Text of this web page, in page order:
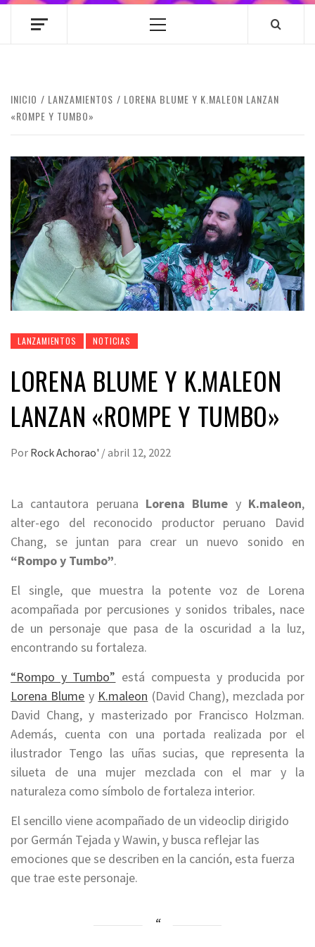
Menú
INICIO LANZAMIENTOS
LORENA BLUME Y K.MALEON LANZAN
«ROMPE Y TUMBO»
LANZAMIENTOS NOTICIAS
LORENA BLUME Y K.MALEON
LANZAN «ROMPE Y TUMBO»
Por Rock Achorao' /abril 12, 2022
La cantautora peruana Lorena Blume y K.maleon,
alter-ego del reconocido productor peruano David
Chang, se juntan para crear un nuevo sonido en
“Rompo y Tumbo”.
El single, que muestra la potente voz de Lorena
acompañada por percusiones y sonidos tribales, nace
de un personaje que pasa de la oscuridad a la luz,
encontrando su fortaleza.
“Rompo y Tumbo” está compuesta y producida por
Lorena Blume y K.maleon (David Chang), mezclada por
David Chang, y masterizado por Francisco Holzman.
Además, cuenta con una portada realizada por el
ilustrador Tengo las uñas sucias, que representa la
silueta de una mujer mezclada con el mar y la
naturaleza como símbolo de fortaleza interior.
El sencillo viene acompañado de un videoclip dirigido
por Germán Tejada y Wawin, y busca reflejar las
emociones que se describen en la canción, esta fuerza
que trae este personaje.